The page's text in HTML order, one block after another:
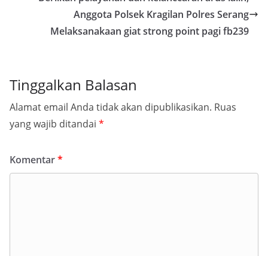
Anggota Polsek Kragilan Polres Serang
Melaksanakaan giat strong point pagi fb239
Tinggalkan Balasan
Alamat email Anda tidak akan dipublikasikan. Ruas
yang wajib ditandai *
Komentar*